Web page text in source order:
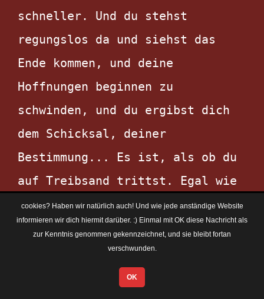
schneller. Und du stehst
regungslos da und siehst das
Ende kommen, und deine
Hoffnungen beginnen zu
schwinden, und du ergibst dich
dem Schicksal, deiner
Bestimmung... Es ist, als ob du
auf Treibsand trittst. Egal wie
sehr du versuchst zu rennen, um
zu entkommen, der ganze Ort
bewegt sich und saugt dich ein.
Du fühlst dich festgefahren.
cookies? Haben wir natürlich auch! Und wie jede anständige Website
informieren wir dich hiermit darüber. :) Einmal mit OK diese Nachricht als
zur Kenntnis genommen gekennzeichnet, und sie bleibt fortan
verschwunden.
OK